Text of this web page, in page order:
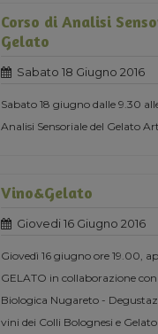
Corso di Analisi
Gelato
Sabato 18 Giugno 2016
Sabato 18 giugno dalle 9.30
Analisi Sensoriale del Gelato
Vino&Gelato
Giovedi 16 Giugno 2016
Giovedì 16 giugno ore 19.00,
GELATO in collaborazione
Biologica Nugareto -
vini dei Colli Bolognesi e